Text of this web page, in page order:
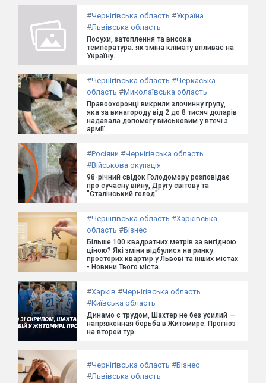
#Чернігівська область #Україна
#Львівська область
Посухи, затоплення та висока
температура: як зміна клімату впливає на
Україну.
#Чернігівська область #Черкаська
область #Миколаївська область
Правоохоронці викрили злочинну групу,
яка за винагороду від 2 до 8 тисяч доларів
надавала допомогу військовим у втечі з
армії.
#Росіяни #Чернігівська область
#Військова окупація
98-річний свідок Голодомору розповідає
про сучасну війну, Другу світову та
"Сталінський голод"
#Чернігівська область #Харківська
область #Бізнес
Більше 100 квадратних метрів за вигідною
ціною? Які зміни відбулися на ринку
просторих квартир у Львові та інших містах
- Новини Твого міста.
#Харків #Чернігівська область
#Київська область
Динамо с трудом, Шахтер не без усилий —
напряженная борьба в Житомире. Прогноз
на второй тур.
#Чернігівська область #Бізнес
#Львівська область